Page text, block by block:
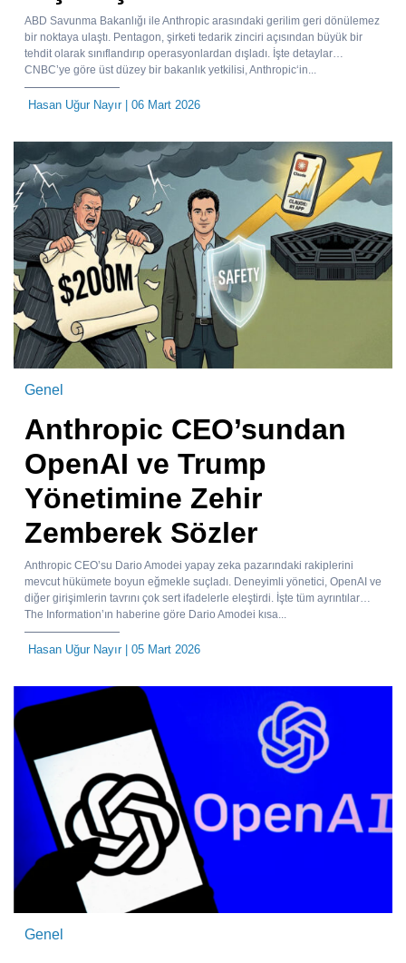
ABD Savunma Bakanlığı ile Anthropic arasındaki gerilim geri dönülemez
bir noktaya ulaştı. Pentagon, şirketi tedarik zinciri açısından büyük bir
tehdit olarak sınıflandırıp operasyonlardan dışladı. İşte detaylar…
CNBC’ye göre üst düzey bir bakanlık yetkilisi, Anthropic‘in...
Hasan Uğur Nayır| 06 Mart 2026
Genel
Anthropic CEO’sundan
OpenAI ve Trump
Yönetimine Zehir
Zemberek Sözler
Anthropic CEO’su Dario Amodei yapay zeka pazarındaki rakiplerini
mevcut hükümete boyun eğmekle suçladı. Deneyimli yönetici, OpenAI ve
diğer girişimlerin tavrını çok sert ifadelerle eleştirdi. İşte tüm ayrıntılar…
The Information’ın haberine göre Dario Amodei kısa...
Hasan Uğur Nayır| 05 Mart 2026
Genel